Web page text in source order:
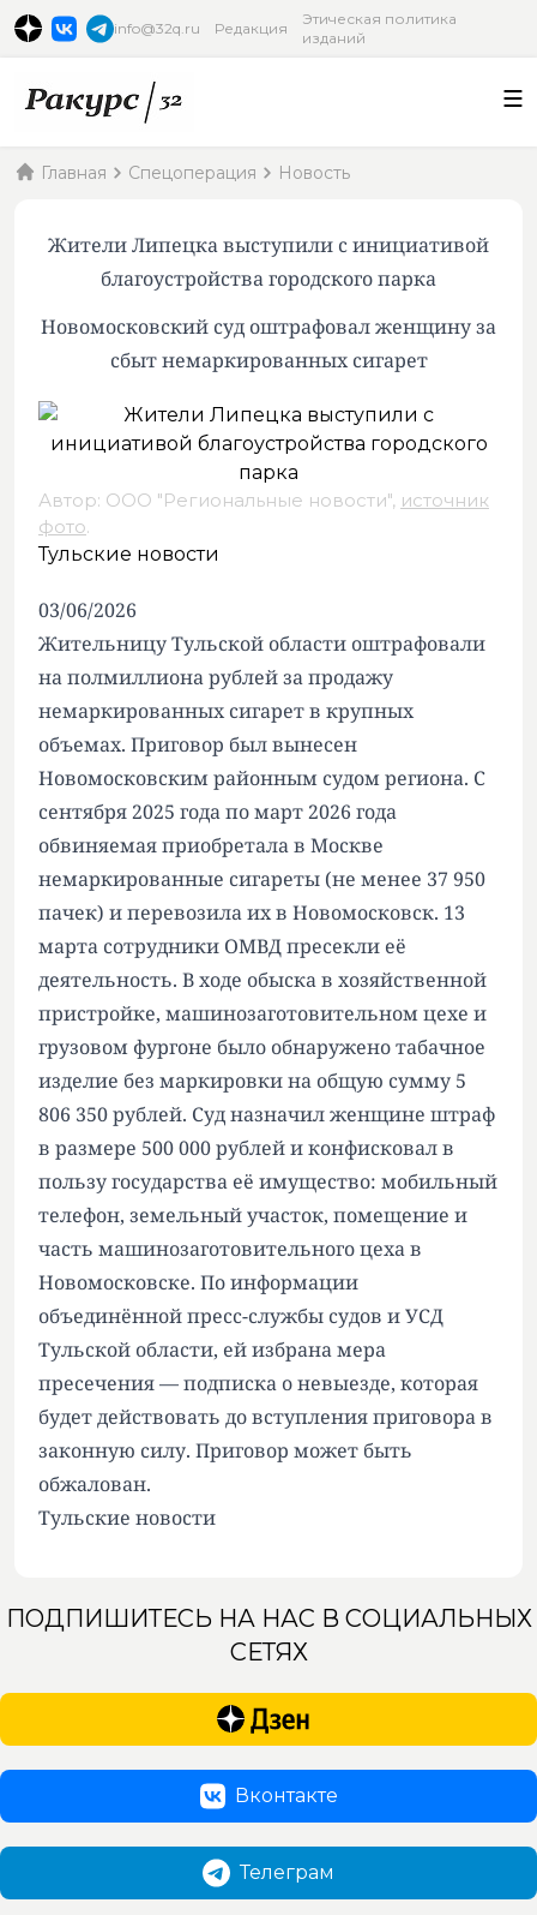
info@32q.ru Редакция
Этическая политика
изданий
Главная Спецоперация Новость
Жители Липецка выступили с инициативой
благоустройства городского парка
Новомосковский суд оштрафовал женщину за
сбыт немаркированных сигарет
Автор: ООО "Региональные новости", источник
фото.
Тульские новости
03/06/2026
Жительницу Тульской области оштрафовали
на полмиллиона рублей за продажу
немаркированных сигарет в крупных
объемах. Приговор был вынесен
Новомосковским районным судом региона. С
сентября 2025 года по март 2026 года
обвиняемая приобретала в Москве
немаркированные сигареты (не менее 37 950
пачек) и перевозила их в Новомосковск. 13
марта сотрудники ОМВД пресекли её
деятельность. В ходе обыска в хозяйственной
пристройке, машинозаготовительном цехе и
грузовом фургоне было обнаружено табачное
изделие без маркировки на общую сумму 5
806 350 рублей. Суд назначил женщине штраф
в размере 500 000 рублей и конфисковал в
пользу государства её имущество: мобильный
телефон, земельный участок, помещение и
часть машинозаготовительного цеха в
Новомосковске. По информации
объединённой пресс-службы судов и УСД
Тульской области, ей избрана мера
пресечения — подписка о невыезде, которая
будет действовать до вступления приговора в
законную силу. Приговор может быть
обжалован.
Тульские новости
ПОДПИШИТЕСЬ НА НАС В СОЦИАЛЬНЫХ
СЕТЯХ
Вконтакте
Телеграм